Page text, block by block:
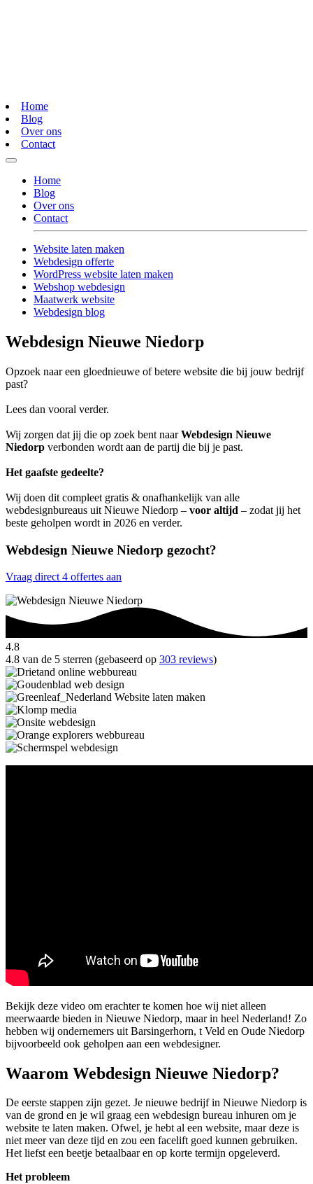
Home
Blog
Over ons
Contact
Home
Blog
Over ons
Contact
Website laten maken
Webdesign offerte
WordPress website laten maken
Webshop webdesign
Maatwerk website
Webdesign blog
Webdesign Nieuwe Niedorp
Opzoek naar een gloednieuwe of betere website die bij jouw bedrijf
past?
Lees dan vooral verder.
Wij zorgen dat jij die op zoek bent naarWebdesign Nieuwe
Niedorp verbonden wordt aan de partij die bij je past.
Het gaafste gedeelte?
Wij doen dit compleet gratis & onafhankelijk van alle
webdesignbureaus uit Nieuwe Niedorp – voor altijd – zodat jij het
beste geholpen wordt in 2026 en verder.
Webdesign Nieuwe Niedorp gezocht?
Vraag direct 4 offertes aan
4.8
4.8 van de 5 sterren (gebaseerd op 303 reviews)
Bekijk deze video om erachter te komen hoe wij niet alleen
meerwaarde bieden in Nieuwe Niedorp, maar in heel Nederland! Zo
hebben wij ondernemers uit Barsingerhorn, t Veld en Oude Niedorp
bijvoorbeeld ook geholpen aan een webdesigner.
Waarom Webdesign Nieuwe Niedorp?
De eerste stappen zijn gezet. Je nieuwe bedrijf in Nieuwe Niedorp is
van de grond en je wil graag een webdesign bureau inhuren om je
website te laten maken. Ofwel, je hebt al een website, maar deze is
niet meer van deze tijd en zou een facelift goed kunnen gebruiken.
Het liefst een beetje betaalbaar en op korte termijn opgeleverd.
Het probleem